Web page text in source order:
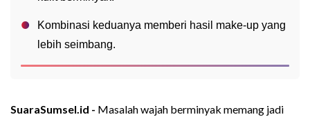
Kombinasi keduanya memberi hasil make-up yang
lebih seimbang.
SuaraSumsel.id - Masalah wajah berminyak memang jadi